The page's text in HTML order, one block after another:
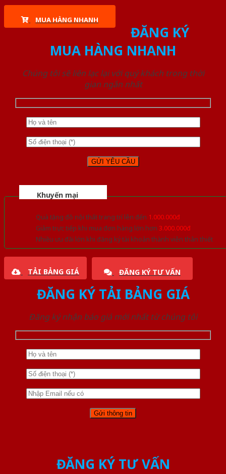
MUA HÀNG NHANH
ĐĂNG KÝ
MUA HÀNG NHANH
Chúng tôi sẽ liên lạc lại với quý khách trong thời
gian ngắn nhất
Khuyến mại
Quà tặng đồ nội thất trang trí lên đến 1.000.000đ
Giảm trực tiếp khi mua đơn hàng lớn hơn 3.000.000đ
Nhiều ưu đãi lớn khi đăng ký tài khoản thành viên thân thiết
TẢI BẢNG GIÁ ĐĂNG KÝ TƯ VẤN
ĐĂNG KÝ TẢI BẢNG GIÁ
Đăng ký nhận báo giá mới nhất từ chúng tôi
ĐĂNG KÝ TƯ VẤN